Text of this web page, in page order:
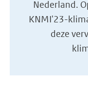
Nederland.
KNMI'23-
deze